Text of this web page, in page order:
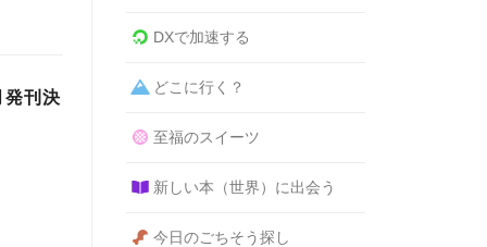
刊決
DXで加速する
どこに行く？
至福のスイーツ
新しい本（世界）に出会う
今日のごちそう探し